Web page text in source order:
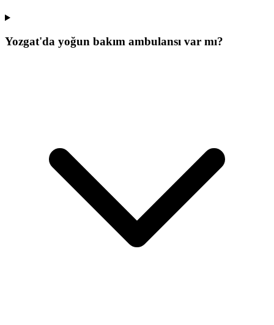
Yozgat'da yoğun bakım ambulansı var mı?